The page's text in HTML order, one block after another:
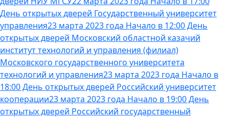
День открытых дверей Государственный университет
управления23 марта 2023 года Начало в 12:00 День
открытых дверей Московский областной казачий
институт технологий и управления (филиал)
Московского государственного университета
технологий и управления23 марта 2023 года Начало в
18:00 День открытых дверей Российский университет
кооперации23 марта 2023 года Начало в 19:00 День
открытых дверей Российский государственный